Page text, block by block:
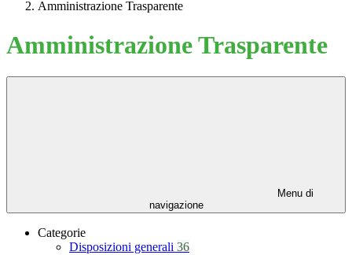
Amministrazione Trasparente
Amministrazione Trasparente
Menu di
navigazione
Categorie
Disposizioni generali 36